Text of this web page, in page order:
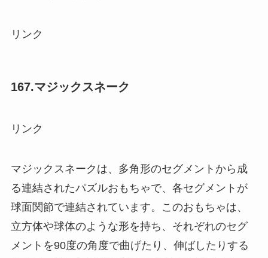
リンク
167.マジックスネーク
リンク
マジックスネークは、多角形のセグメントから成
る連結されたパズルおもちゃで、各セグメントが
球面関節で連結されています。このおもちゃは、
立方体や球体のような形を持ち、それぞれのセグ
メントを90度の角度で曲げたり、伸ばしたりする